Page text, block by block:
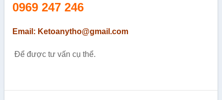
0969 247 246
Email: Ketoanytho@gmail.com
Để được tư vấn cụ thể.